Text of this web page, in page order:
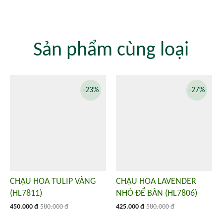
Sản phẩm cùng loại
CHẬU HOA TULIP VÀNG
(HL7811)
450.000 đ 580.000 đ
-23%
CHẬU HOA LAVENDER
NHỎ ĐỂ BÀN (HL7806)
425.000 đ 580.000 đ
-27%